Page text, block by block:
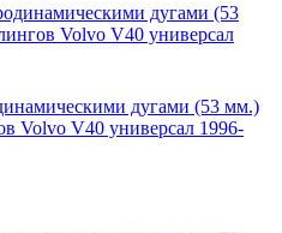
дугами (53 мм.)
Volvo V40 универсал 1996-